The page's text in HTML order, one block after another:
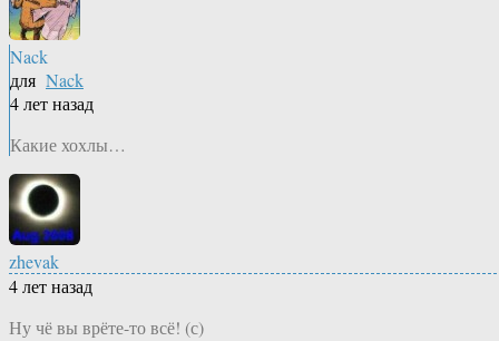
Nack
для Nack
4 лет назад
Какие хохлы…
zhevak
4 лет назад
Ну чё вы врёте-то всё! (с)